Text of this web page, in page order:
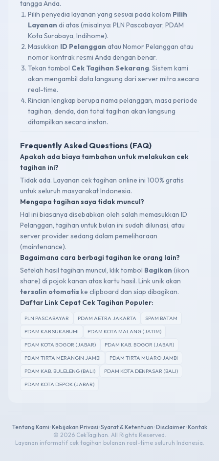
tangga Anda.
Pilih penyedia layanan yang sesuai pada kolom Pilih
Layanan di atas (misalnya: PLN Pascabayar, PDAM
Kota Surabaya, Indihome).
Masukkan ID Pelanggan atau Nomor Pelanggan atau
nomor kontrak resmi Anda dengan benar.
Tekan tombol Cek Tagihan Sekarang. Sistem kami
akan mengambil data langsung dari server mitra secara
real-time.
Rincian lengkap berupa nama pelanggan, masa periode
tagihan, denda, dan total tagihan akan langsung
ditampilkan secara instan.
Frequently Asked Questions (FAQ)
Apakah ada biaya tambahan untuk melakukan cek
tagihan ini?
Tidak ada. Layanan cek tagihan online ini 100% gratis
untuk seluruh masyarakat Indonesia.
Mengapa tagihan saya tidak muncul?
Hal ini biasanya disebabkan oleh salah memasukkan ID
Pelanggan, tagihan untuk bulan ini sudah dilunasi, atau
server provider sedang dalam pemeliharaan
(maintenance).
Bagaimana cara berbagi tagihan ke orang lain?
Setelah hasil tagihan muncul, klik tombol Bagikan (ikon
share) di pojok kanan atas kartu hasil. Link unik akan
tersalin otomatiske clipboard dan siap dibagikan.
Daftar Link Cepat Cek Tagihan Populer:
PLN PASCABAYAR PDAM AETRA JAKARTA
SPAM BATAM
PDAM KAB SUKABUMI
PDAM KOTA MALANG (JATIM)
PDAM KOTA BOGOR (JABAR)
PDAM KAB. BOGOR (JABAR)
PDAM TIRTA MERANGIN JAMBI
PDAM TIRTA MUARO JAMBI
PDAM KAB. BULELENG (BALI)
PDAM KOTA DENPASAR (BALI)
PDAM KOTA DEPOK (JABAR)
Tentang Kami •Kebijakan Privasi •Syarat & Ketentuan •Disclaimer•Kontak
© 2026 CekTagihan. All Rights Reserved.
Layanan informatif cek tagihan bulanan real-time seluruh Indonesia.